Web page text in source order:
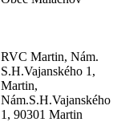
RVC Martin, Nám.
S.H.Vajanského 1,
Martin,
Nám.S.H.Vajanského
1, 90301 Martin